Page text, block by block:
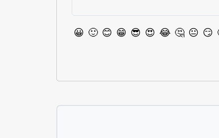
😀 🙂 😊 😁 😎 😍 😂 🤔 😐 😏